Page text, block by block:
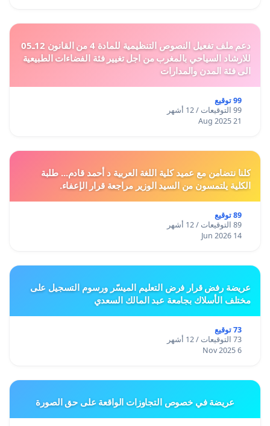
دعم ملف تفعيل النصوص التنظيمية للمادة 4 من القانون 12ـ05
للارشاد السياحي بالمغرب من اجل تغيير فئة الفضاءات الطبيعية
الى فئة المدن والمدارات
99 توقيع
99 التوقيعات / 12 أشهر
21 Aug 2025
كلنا نتضامن مع عميد كلية اللغة العربية د أحمد قادم... طلبة
الكلية يلتمسون من السيد الوزير مراجعة قرار الإعفاء.
89 توقيع
89 التوقيعات / 12 أشهر
14 Jun 2026
عريضة رفض قرار فرض التعليم الميسّر ورسوم التسجيل على
مختلف الأسلاك بجامعة عبد المالك السعدي
73 توقيع
73 التوقيعات / 12 أشهر
6 Nov 2025
عريضة في خصوص التجاوزات الواقعة على حق الصورة